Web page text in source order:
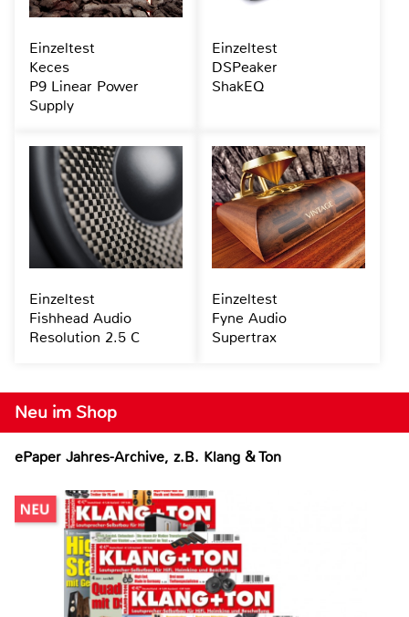
Neu im Shop
ePaper Jahres-Archive, z.B. Klang & Ton
Einzeltest
Keces
P9 Linear Power
Supply
Einzeltest
DSPeaker
ShakEQ
Einzeltest
Fishhead Audio
Resolution 2.5 C
Einzeltest
Fyne Audio
Supertrax